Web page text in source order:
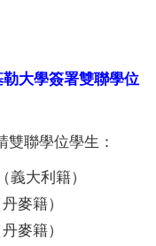
大學簽署雙聯學位
聯學位學生：
大利籍）
麥籍）
麥籍）